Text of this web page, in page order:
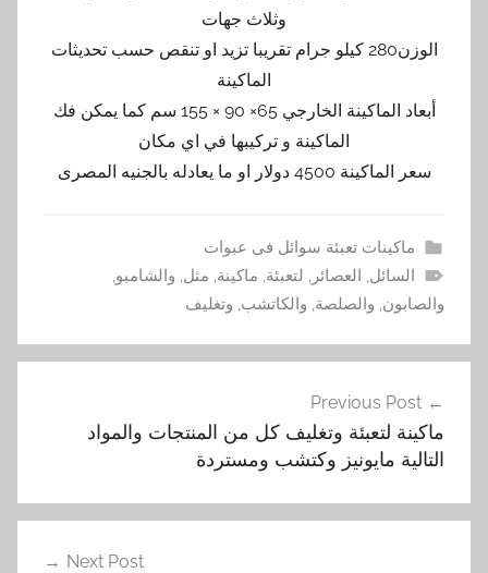
وثلاث جهات
الوزن280 كيلو جرام تقريبا تزيد او تنقص حسب تحديثات
الماكينة
أبعاد الماكينة الخارجي 65× 90 × 155 سم كما يمكن فك
الماكينة و تركيبها في اي مكان
سعر الماكينة 4500 دولار او ما يعادله بالجنيه المصرى
ماكينات تعبئة سوائل فى عبوات
السائل, العصائر, لتعبئة, ماكينة, مثل, والشامبو,
والصابون, والصلصة, والكاتشب, وتغليف
المقالات
Previous Post
ماكينة لتعبئة وتغليف كل من المنتجات والمواد
التالية مايونيز وكتشب ومستردة
Next Post